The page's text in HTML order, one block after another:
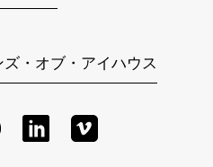
・オブ・アイハウス